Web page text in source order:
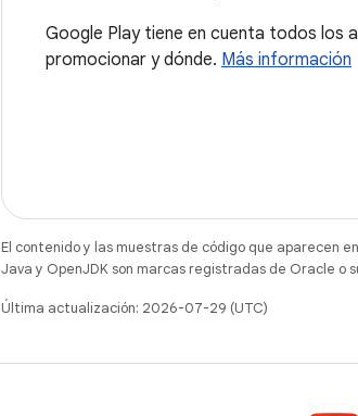
Google Play tiene en cuenta todos los
promocionar y dónde. Más información
El contenido y las muestras de código que aparecen
Java y OpenJDK son marcas registradas de Oracle o
Última actualización: 2026-07-29 (UTC)